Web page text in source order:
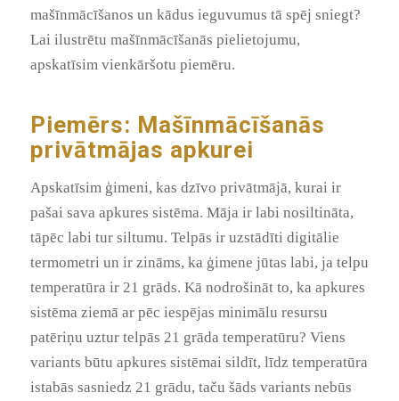
mašīnmācīšanos un kādus ieguvumus tā spēj sniegt?
Lai ilustrētu mašīnmācīšanās pielietojumu,
apskatīsim vienkāršotu piemēru.
Piemērs: Mašīnmācīšanās
privātmājas apkurei
Apskatīsim ģimeni, kas dzīvo privātmājā, kurai ir
pašai sava apkures sistēma. Māja ir labi nosiltināta,
tāpēc labi tur siltumu. Telpās ir uzstādīti digitālie
termometri un ir zināms, ka ģimene jūtas labi, ja telpu
temperatūra ir 21 grāds. Kā nodrošināt to, ka apkures
sistēma ziemā ar pēc iespējas minimālu resursu
patēriņu uztur telpās 21 grāda temperatūru? Viens
variants būtu apkures sistēmai sildīt, līdz temperatūra
istabās sasniedz 21 grādu, taču šāds variants nebūs